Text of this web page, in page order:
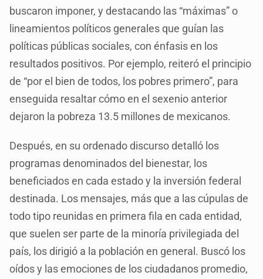
buscaron imponer, y destacando las “máximas” o
lineamientos políticos generales que guían las
políticas públicas sociales, con énfasis en los
resultados positivos. Por ejemplo, reiteró el principio
de “por el bien de todos, los pobres primero”, para
enseguida resaltar cómo en el sexenio anterior
dejaron la pobreza 13.5 millones de mexicanos.
Después, en su ordenado discurso detalló los
programas denominados del bienestar, los
beneficiados en cada estado y la inversión federal
destinada. Los mensajes, más que a las cúpulas de
todo tipo reunidas en primera fila en cada entidad,
que suelen ser parte de la minoría privilegiada del
país, los dirigió a la población en general. Buscó los
oídos y las emociones de los ciudadanos promedio,